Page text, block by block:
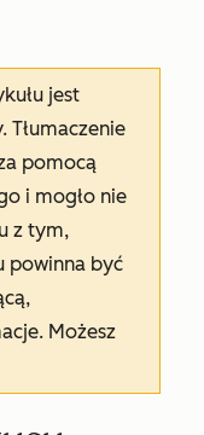
jest
Tłumaczenie
pomocą
i mogło nie
z tym,
powinna być
Możesz